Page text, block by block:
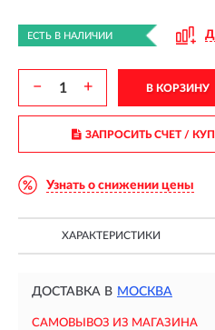
ЕСТЬ В НАЛИЧИИ
− + В КОРЗИНУ
ЗАПРОСИТЬ СЧЕТ /
Узнать о снижении цены
ХАРАКТЕРИСТИКИ
ДОСТАВКА В МОСКВА
САМОВЫВОЗ ИЗ МАГАЗИНА